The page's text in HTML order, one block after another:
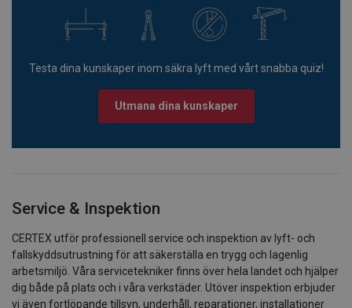
Testa dina kunskaper inom säkra lyft med vårt snabba quiz!
Utmana dina kunskaper
Service & Inspektion
CERTEX utför professionell service och inspektion av lyft- och
fallskyddsutrustning för att säkerställa en trygg och lagenlig
arbetsmiljö. Våra servicetekniker finns över hela landet och hjälper
dig både på plats och i våra verkstäder. Utöver inspektion erbjuder
vi även fortlöpande tillsyn, underhåll, reparationer, installationer